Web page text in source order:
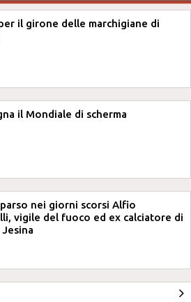
il girone delle marchigiane di
il Mondiale di scherma
nei giorni scorsi Alfio
vigile del fuoco ed ex calciatore di